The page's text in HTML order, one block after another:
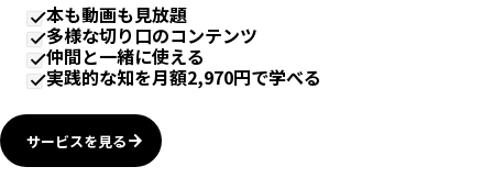
本も動画も見放題
多様な切り口のコンテンツ
仲間と一緒に使える
実践的な知を月額2,970円で学べる
サービスを見る